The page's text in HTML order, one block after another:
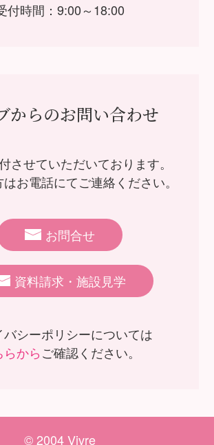
付時間：9:00～18:00
からのお問い合わせ
させていただいております。
お電話にてご連絡ください。
お問合せ
資料請求・施設見学
バシーポリシーについては
らからご確認ください。
© 2004 Vivre